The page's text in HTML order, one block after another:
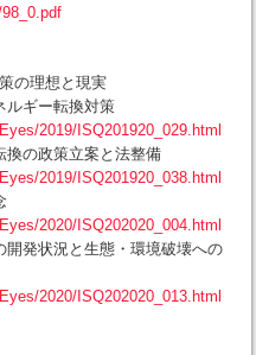
の理想と現実
ルギー転換対策
2019/ISQ201920_029.html
の政策立案と法整備
2019/ISQ201920_038.html
2020/ISQ202020_004.html
発状況と生態・環境破壊への
2020/ISQ202020_013.html